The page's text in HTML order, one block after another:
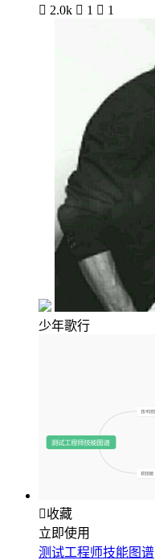
 2.0k  1  1
少年歌行
收藏
立即使用
测试工程师技能图谱